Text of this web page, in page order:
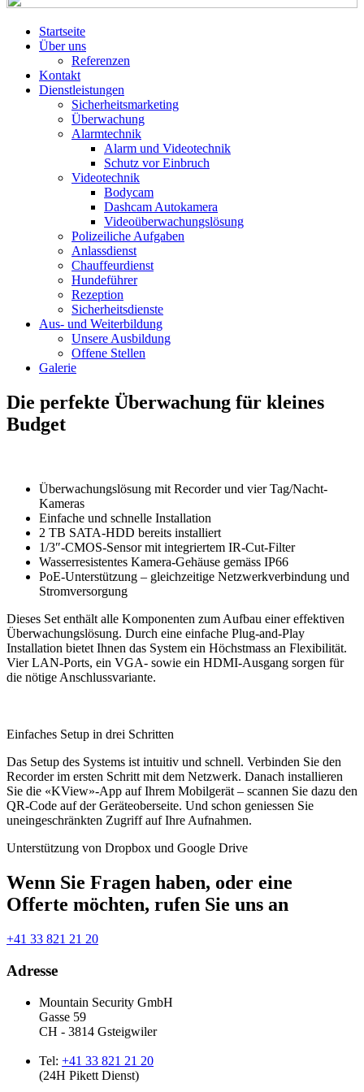
Startseite
Über uns
Referenzen
Kontakt
Dienstleistungen
Sicherheitsmarketing
Überwachung
Alarmtechnik
Alarm und Videotechnik
Schutz vor Einbruch
Videotechnik
Bodycam
Dashcam Autokamera
Videoüberwachungslösung
Polizeiliche Aufgaben
Anlassdienst
Chauffeurdienst
Hundeführer
Rezeption
Sicherheitsdienste
Aus- und Weiterbildung
Unsere Ausbildung
Offene Stellen
Galerie
Die perfekte Überwachung für kleines
Budget
Überwachungslösung mit Recorder und vier Tag/Nacht-
Kameras
Einfache und schnelle Installation
2 TB SATA-HDD bereits installiert
1/3″-CMOS-Sensor mit integriertem IR-Cut-Filter
Wasserresistentes Kamera-Gehäuse gemäss IP66
PoE-Unterstützung – gleichzeitige Netzwerkverbindung und
Stromversorgung
Dieses Set enthält alle Komponenten zum Aufbau einer effektiven
Überwachungslösung. Durch eine einfache Plug-and-Play
Installation bietet Ihnen das System ein Höchstmass an Flexibilität.
Vier LAN-Ports, ein VGA- sowie ein HDMI-Ausgang sorgen für
die nötige Anschlussvariante.
Einfaches Setup in drei Schritten
Das Setup des Systems ist intuitiv und schnell. Verbinden Sie den
Recorder im ersten Schritt mit dem Netzwerk. Danach installieren
Sie die «KView»-App auf Ihrem Mobilgerät – scannen Sie dazu den
QR-Code auf der Geräteoberseite. Und schon geniessen Sie
uneingeschränkten Zugriff auf Ihre Aufnahmen.
Unterstützung von Dropbox und Google Drive
Wenn Sie Fragen haben, oder eine
Offerte möchten, rufen Sie uns an
+41 33 821 21 20
Adresse
Mountain Security GmbH
Gasse 59
CH - 3814 Gsteigwiler
Tel: +41 33 821 21 20
(24H Pikett Dienst)